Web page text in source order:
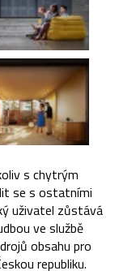
s chytrým
se s ostatními
uživatel zůstává
ve službě
obsahu pro
republiku.